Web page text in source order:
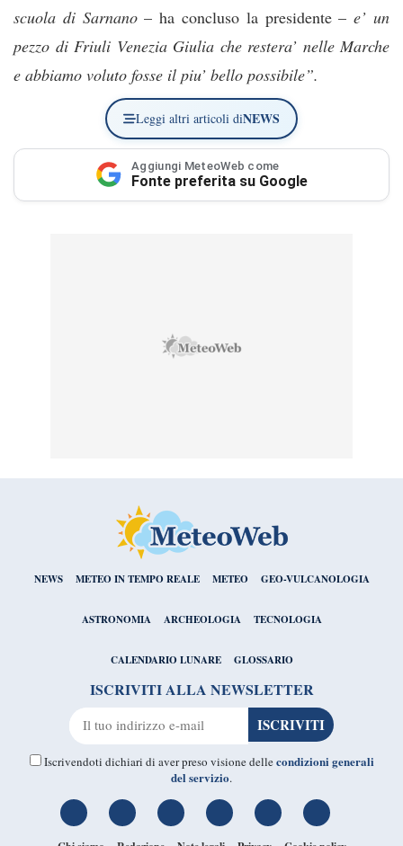
scuola di Sarnano– ha concluso la presidente –e’ un
pezzo di Friuli Venezia Giulia che restera’ nelle Marche
e abbiamo voluto fosse il piu’ bello possibile”.
Leggi altri articoli diNEWS
Aggiungi MeteoWeb come
Fonte preferita su Google
NEWS METEO IN TEMPO REALE METEO GEO-VULCANOLOGIA
ASTRONOMIA ARCHEOLOGIA TECNOLOGIA
CALENDARIO LUNARE GLOSSARIO
ISCRIVITI ALLA NEWSLETTER
Iscrivendoti dichiari di aver preso visione dellecondizioni generali
del servizio.